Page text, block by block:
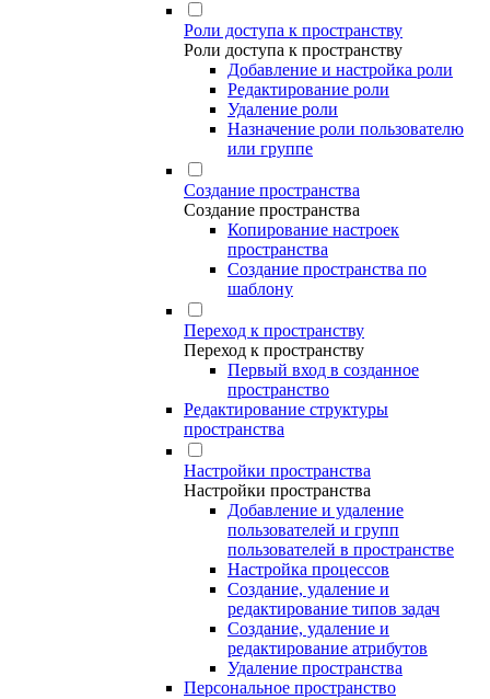
Роли доступа к пространству
Роли доступа к пространству
Добавление и настройка роли
Редактирование роли
Удаление роли
Назначение роли пользователю
или группе
Создание пространства
Создание пространства
Копирование настроек
пространства
Создание пространства по
шаблону
Переход к пространству
Переход к пространству
Первый вход в созданное
пространство
Редактирование структуры
пространства
Настройки пространства
Настройки пространства
Добавление и удаление
пользователей и групп
пользователей в пространстве
Настройка процессов
Создание, удаление и
редактирование типов задач
Создание, удаление и
редактирование атрибутов
Удаление пространства
Персональное пространство